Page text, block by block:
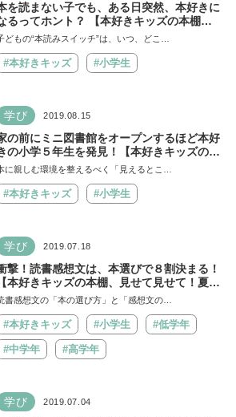
を読まない子でも、ある日突然、本好きに
るってホント？ 【本好きキッズの本棚、
せて 見せて！第9回】
どもの“本読みスイッチ”は、いつ、どこ…
#本好きキッズ #小学生
学び 2019.08.15
の前にミニ図書館をオープンするほど本好
の小学５年生を発見！【本好きキッズの本
、見せて見せて！第8回】
に親しむ環境を整えるべく「見えるとこ…
#本好きキッズ #小学生
学び 2019.07.18
撃！読書感想文は、本選びで８割決まる！
【本好きキッズの本棚、見せて見せて！夏休
Special】
書感想文の「本の選び方」と「感想文の…
#本好きキッズ #小学生 #低学年
#中学年 #高学年
学び 2019.07.04